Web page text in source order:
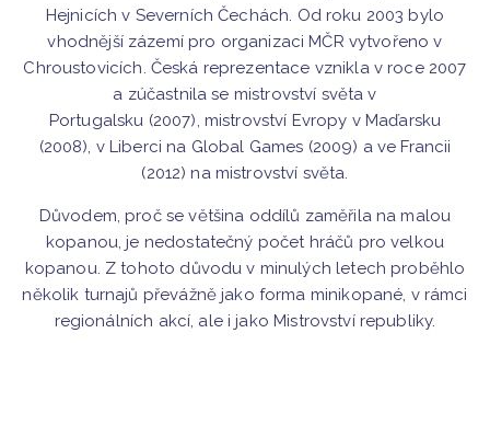
Hejnicích v Severních Čechách. Od roku 2003 bylo
vhodnější zázemí pro organizaci MČR vytvořeno v
Chroustovicích. Česká reprezentace vznikla v roce 2007
a zúčastnila se mistrovství světa v
Portugalsku (2007), mistrovství Evropy v Maďarsku
(2008), v Liberci na Global Games (2009) a ve Francii
(2012) na mistrovství světa.
Důvodem, proč se většina oddílů zaměřila na malou
kopanou, je nedostatečný počet hráčů pro velkou
kopanou. Z tohoto důvodu v minulých letech proběhlo
několik turnajů převážně jako forma minikopané, v rámci
regionálních akcí, ale i jako Mistrovství republiky.